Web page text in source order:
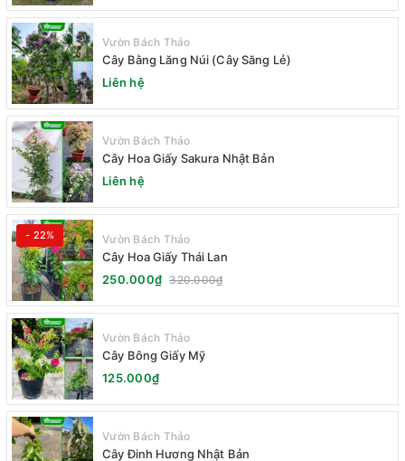
Vườn Bách Thảo
Cây Bằng Lăng Núi (Cây Săng Lẻ)
Liên hệ
Vườn Bách Thảo
Cây Hoa Giấy Sakura Nhật Bản
Liên hệ
- 22% Vườn Bách Thảo
Cây Hoa Giấy Thái Lan
250.000₫ 320.000₫
Vườn Bách Thảo
Cây Bông Giấy Mỹ
125.000₫
Vườn Bách Thảo
Cây Đinh Hương Nhật Bản